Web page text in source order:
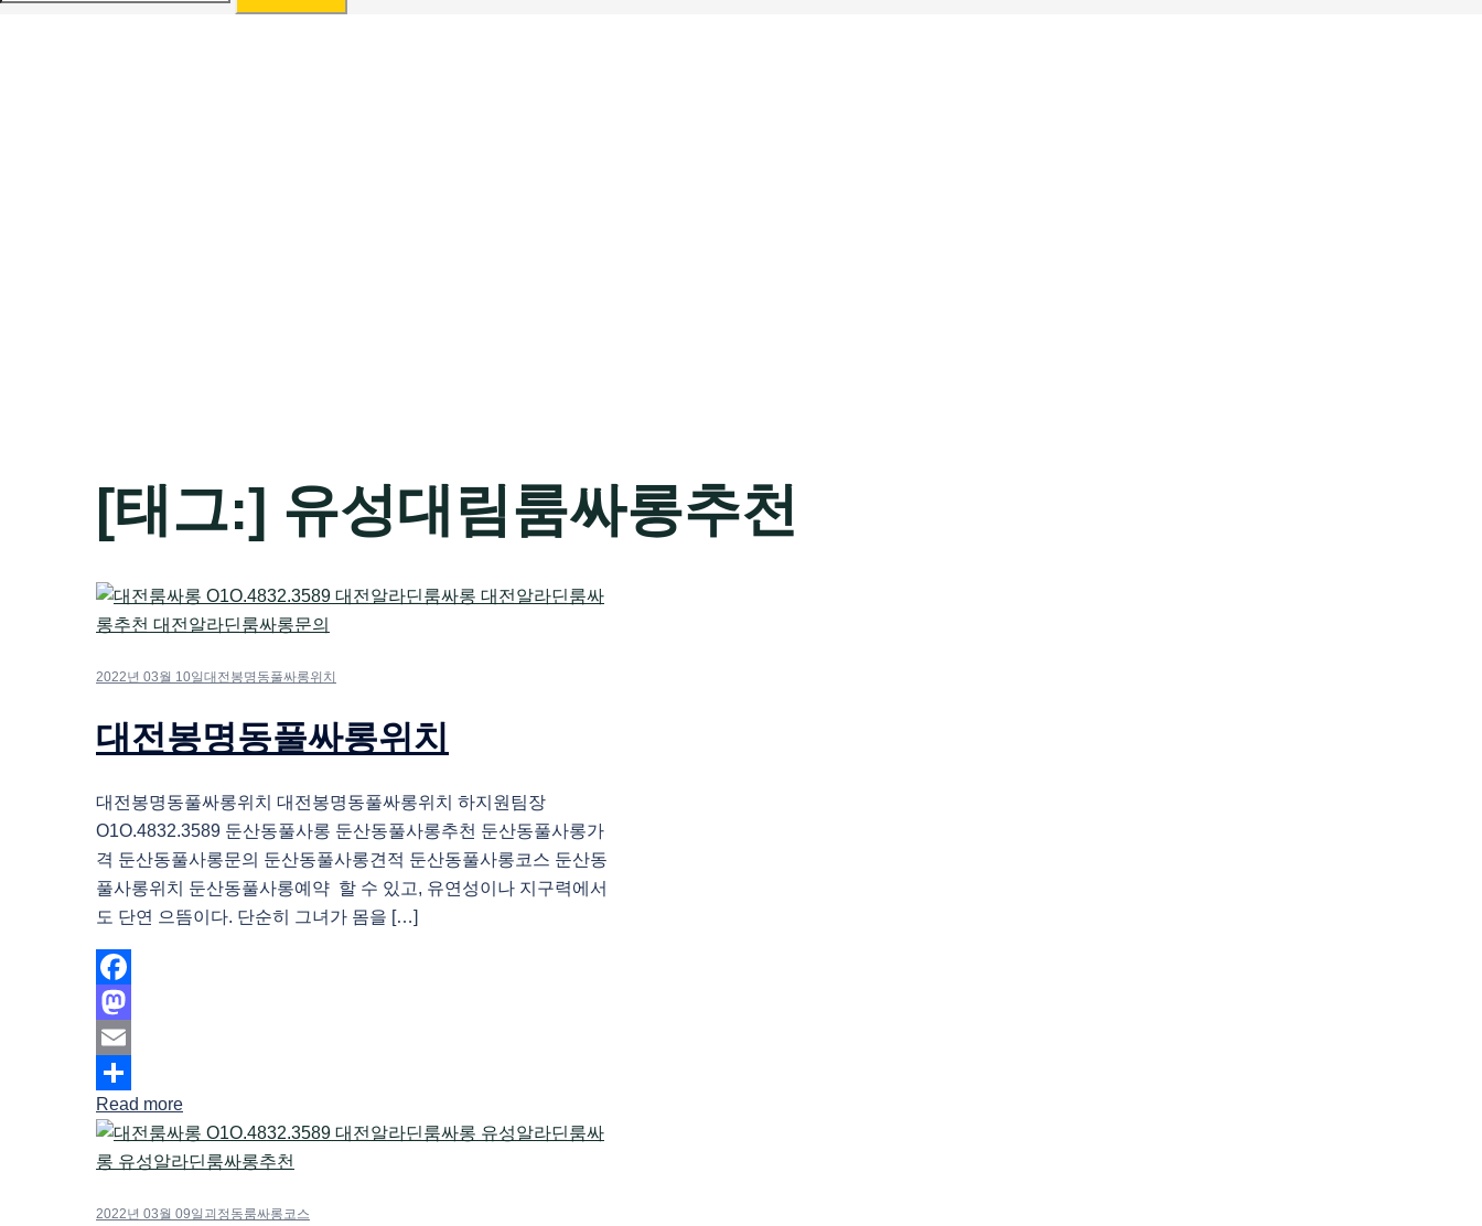
[태그:] 유성대림룸싸롱추천
2022년 03월 10일대전봉명동풀싸롱위치
대전봉명동풀싸롱위치
대전봉명동풀싸롱위치 대전봉명동풀싸롱위치 하지원팀장
O1O.4832.3589 둔산동풀사롱 둔산동풀사롱추천 둔산동풀사롱가
격 둔산동풀사롱문의 둔산동풀사롱견적 둔산동풀사롱코스 둔산동
풀사롱위치 둔산동풀사롱예약 할 수 있고, 유연성이나 지구력에서
도 단연 으뜸이다. 단순히 그녀가 몸을 […]
Facebook
Mastodon
Email
Share
Read more
2022년 03월 09일 괴정동룸싸롱코스